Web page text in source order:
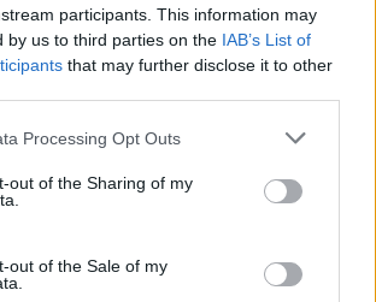
participants. This information may
by us to third parties on the IAB’s List of
that may further disclose it to other
Processing Opt Outs
out of the Sharing of my
out of the Sale of my
5
Tutti gli eventi
diagosto
di LegnanoNews abbiamo a cuore
nostro territorio e cerchiamo di essere